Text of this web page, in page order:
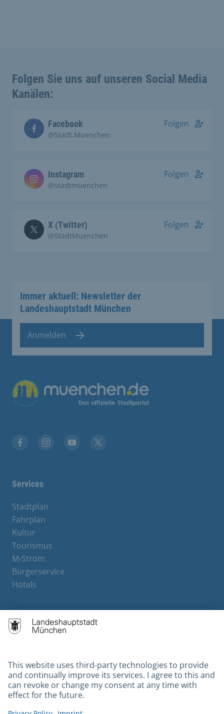
Folgen Sie uns auf unseren Social Media
Kanälen:
Facebook
@Stadt.Muenchen
Folgen
Instagram
@stadtmuenchen
Folgen
X (Twitter)
@StadtMuenchen
Folgen
Immer aktuell: Newsletter der
Landeshauptstadt München
Anmelden
Übergreifende Links
Services
Stadtplan
Fahrplan
Kultur
Tourismus
M-Strom
Bürgerservice
Hotels
Contact
Gebärdensprache
Datenschutz
Kontakt